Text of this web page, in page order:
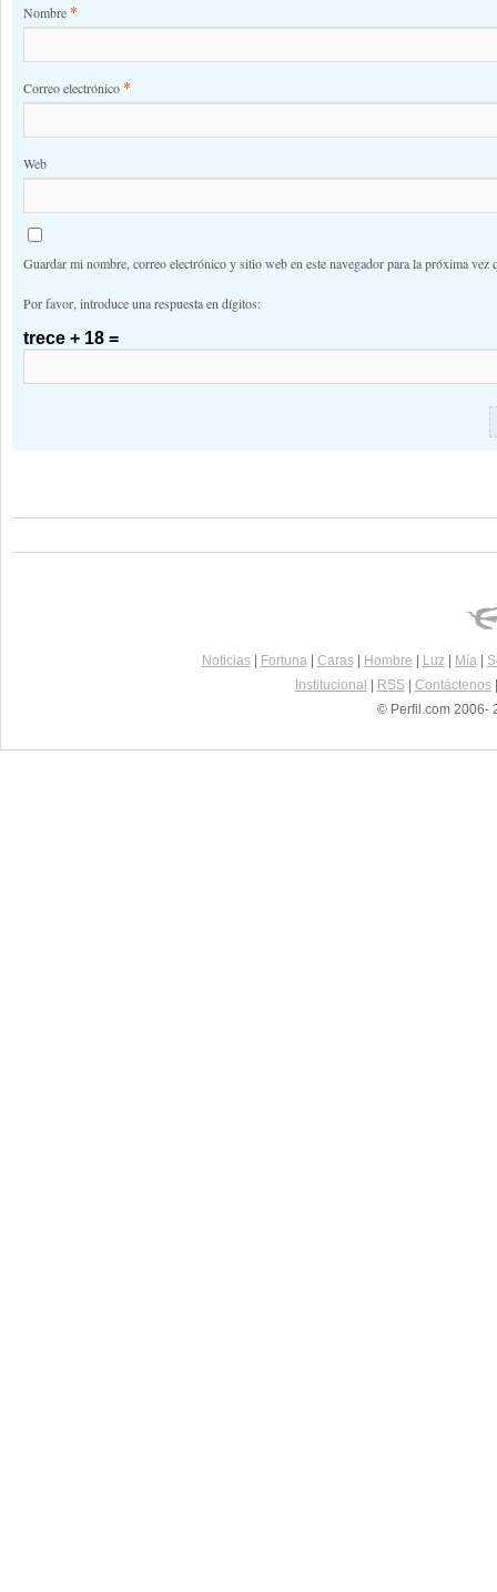
Nombre *
Correo electrónico *
Web
Guardar mi nombre, correo electrónico y sitio web en este navegador para la próxima vez
Por favor, introduce una respuesta en dígitos:
trece + 18 =
Noticias| Fortuna| Caras| Hombre Luz| Mía|
Institucional
RSS| Contáctenos
© Perfil.com 2006-